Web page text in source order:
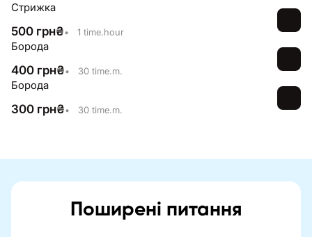
Стрижка
500 грн₴• 1 time.hour
Борода
400 грн₴• 30 time.m.
Борода
300 грн₴• 30 time.m.
Поширені питання